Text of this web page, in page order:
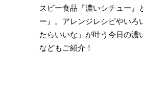
スビー食品『濃いシチュー』
ー』。アレンジレシピやいろ
たらいいな」が叶う今日の濃
などもご紹介！